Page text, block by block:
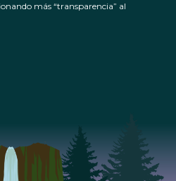
más “transparencia” al